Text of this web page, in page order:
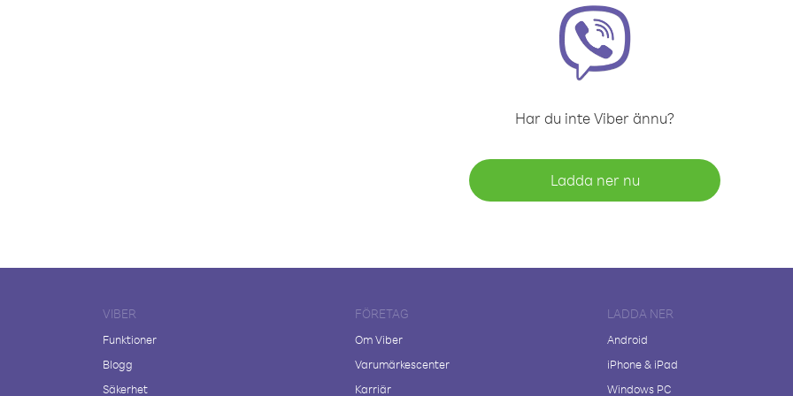
Har du inte Viber ännu?
Ladda ner nu
VIBER
Funktioner
Blogg
Säkerhet
FÖRETAG
Om Viber
Varumärkescenter
Karriär
LADDA NER
Android
iPhone & iPad
Windows PC